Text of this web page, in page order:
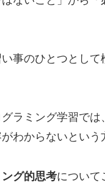
事のひとつとして
ラミング学習で
わからないという
グ的思考について